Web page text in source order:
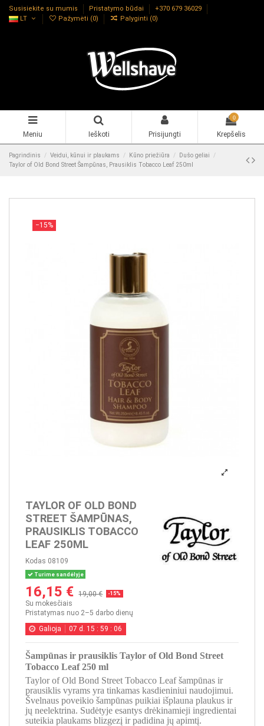
Susisiekite su mumis Pristatymo būdai
+370 679 36029
LT
Pažymėti (0) Palyginti (0)
Meniu Ieškoti Prisijungti
0
Krepšelis
Pagrindinis Veidui, kūnui ir plaukams Kūno priežiūra
Dušo geliai
Taylor of Old Bond Street Šampūnas, Prausiklis Tobacco Leaf 250ml
−15%
TAYLOR OF OLD BOND
STREET ŠAMPŪNAS,
PRAUSIKLIS TOBACCO
LEAF 250ML
Kodas 08109
Turime sandėlyje
16,15 € 19,00 € -15%
Su mokesčiais
Pristatymas nuo 2–5 darbo dienų
Galioja
07 d. 15 :59 :05
Šampūnas ir prausiklis Taylor of Old Bond Street
Tobacco Leaf 250 ml
Taylor of Old Bond Street Tobacco Leaf šampūnas ir
prausiklis vyrams yra tinkamas kasdieniniui naudojimui.
Švelnaus poveikio šampūnas puikiai išplauna plaukus ir
jų neelektrina. Sudėtyje esantys drėkinamieji ingredientai
suteikia plaukams blizgezį ir padidina jų apimtį.